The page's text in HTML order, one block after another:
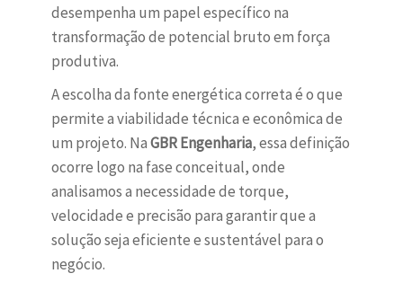
desempenha um papel específico na
transformação de potencial bruto em força
produtiva.
A escolha da fonte energética correta é o que
permite a viabilidade técnica e econômica de
um projeto. NaGBR Engenharia, essa definição
ocorre logo na fase conceitual, onde
analisamos a necessidade de torque,
velocidade e precisão para garantir que a
solução seja eficiente e sustentável para o
negócio.